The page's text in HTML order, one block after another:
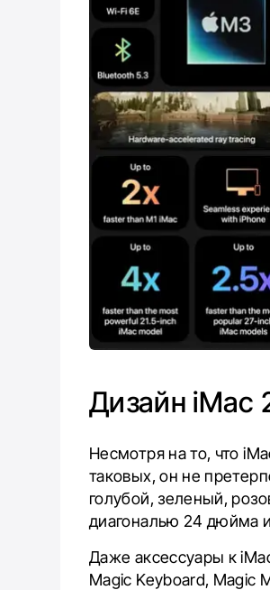
Дизайн iMac
Несмотря на то, что
таковых, он не
голубой, зеленый,
диагональю 24 дюйма
Даже аксессуары к
Magic Keyboard, Magic